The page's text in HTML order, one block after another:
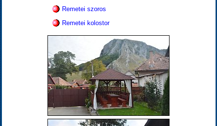
Remetei szoros
Remetei kolostor